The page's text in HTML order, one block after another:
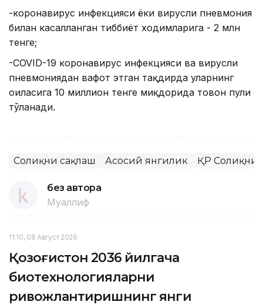
-коронавирус инфекцияси ёки вирусли пневмония
билан касалланган тиббиёт ходимларига - 2 млн
тенге;
-COVID-19 коронавирус инфекцияси ва вирусли
пневмониядан вафот этган тақдирда уларнинг
оиласига 10 миллион тенге миқдорида товон пули
тўланади.
Соғлиқни сақлаш Асосий янгилик ҚР Соғлиқни
без автора
Муаллиф
11:10, 08 Август 2026
Қозоғистон 2036 йилгача
биотехнологияларни
ривожлантиришнинг янги